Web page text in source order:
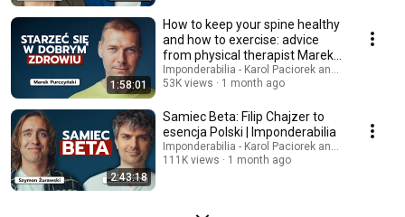
1:58:01
How to keep your spine healthy
and how to exercise: advice
from physical therapist Marek
Purczyńs...
Imponderabilia - Karol Paciorek and Marek
53K views
1 month ago
2:43:18
Samiec Beta: Filip Chajzer to
esencja Polski | Imponderabilia
Imponderabilia - Karol Paciorek and SAMIEC
111K views
1 month ago